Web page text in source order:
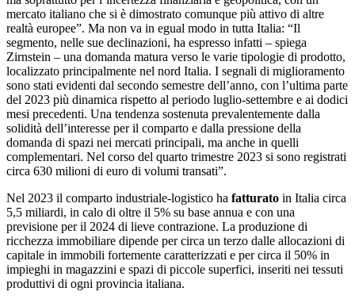
mercato italiano che si è dimostrato comunque più attivo di altre
realtà europee”. Ma non va in egual modo in tutta Italia: “Il
segmento, nelle sue declinazioni, ha espresso infatti – spiega
Zirnstein – una domanda matura verso le varie tipologie di prodotto,
localizzato principalmente nel nord Italia. I segnali di miglioramento
sono stati evidenti dal secondo semestre dell’anno, con l’ultima parte
del 2023 più dinamica rispetto al periodo luglio-settembre e ai dodici
mesi precedenti. Una tendenza sostenuta prevalentemente dalla
solidità dell’interesse per il comparto e dalla pressione della
domanda di spazi nei mercati principali, ma anche in quelli
complementari. Nel corso del quarto trimestre 2023 si sono registrati
circa 630 milioni di euro di volumi transati”.
Nel 2023 il comparto industriale-logistico ha fatturato in Italia circa
5,5 miliardi, in calo di oltre il 5% su base annua e con una
previsione per il 2024 di lieve contrazione. La produzione di
ricchezza immobiliare dipende per circa un terzo dalle allocazioni di
capitale in immobili fortemente caratterizzati e per circa il 50% in
impieghi in magazzini e spazi di piccole superfici, inseriti nei tessuti
produttivi di ogni provincia italiana.